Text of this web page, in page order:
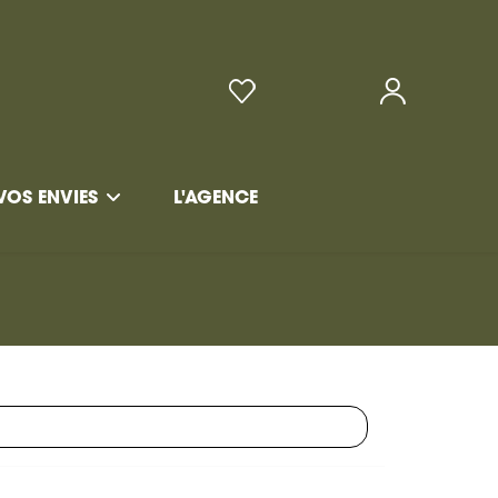
ENVIES L'AGENCE